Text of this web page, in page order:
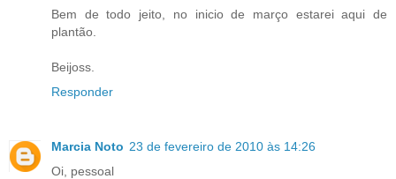
Bem de todo jeito, no inicio de março estarei aqui de
plantão.
Beijoss.
Responder
Marcia Noto 23 de fevereiro de 2010 às 14:26
Oi, pessoal